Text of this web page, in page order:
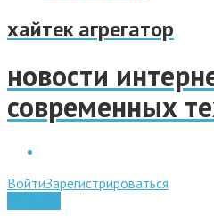
хайтек агрегатор
новости
современных
ВойтиЗарегистрироваться